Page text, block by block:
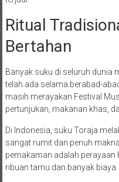
Ritual
Bertahan
Banyak suku di seluruh dunia
telah ada selama berabad-
masih merayakan Festival
pertunjukan, makanan khas,
Di Indonesia, suku Toraja
sangat rumit dan penuh
pemakaman adalah perayaan
ribuan tamu dan banyak biaya.